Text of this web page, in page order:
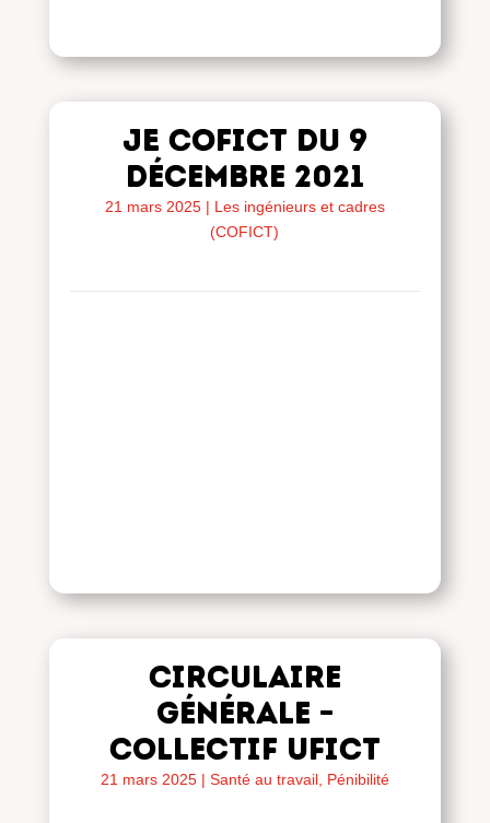
JE COFICT du 9
décembre 2021
21 mars 2025| Les ingénieurs et cadres
(COFICT)
Circulaire
générale –
Collectif UFICT
21 mars 2025| Santé au travail, Pénibilité